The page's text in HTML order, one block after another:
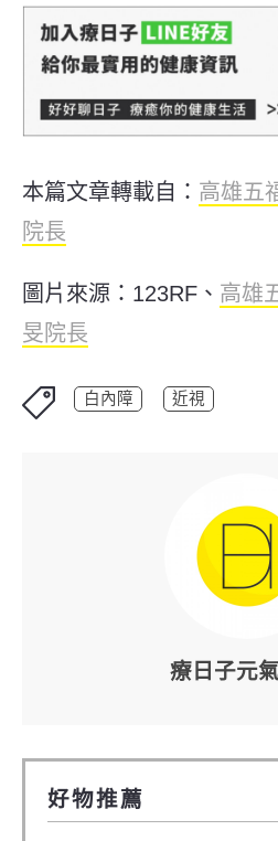
本篇文章轉載自： 高雄五
院長
圖片來源：123RF、 高雄
旻院長
白內障 近視
療日子元
好物推薦